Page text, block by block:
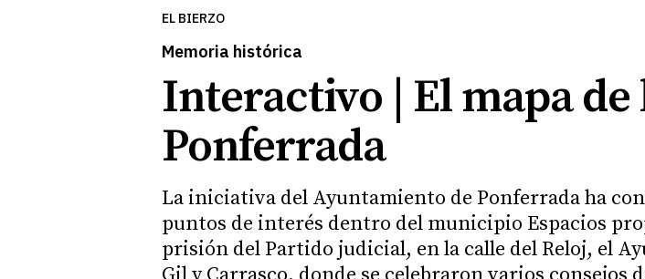
EL BIERZO
Memoria histórica
Interactivo | El mapa
Ponferrada
La iniciativa del Ayuntamiento de Ponferrada ha
puntos de interés dentro del municipio Espacios
prisión del Partido judicial, en la calle del Reloj, el